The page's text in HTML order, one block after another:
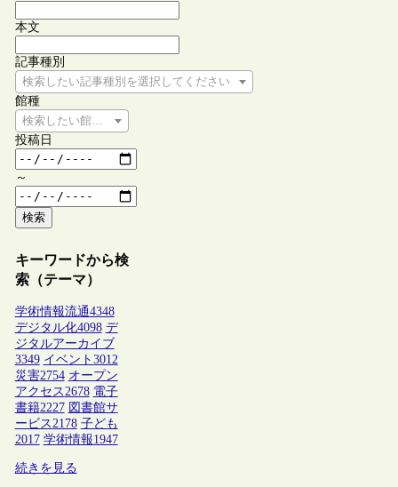
本文
記事種別
検索したい記事種別を選択してください
館種
検索したい館種を選択してください
投稿日
～
検索
キーワードから検
索（テーマ）
学術情報流通4348
デジタル化4098 デ
ジタルアーカイブ
3349 イベント 3012
災害2754 オープン
アクセス2678 電子
書籍2227 図書館サ
ービス2178 子ども
2017 学術情報1947
続きを見る